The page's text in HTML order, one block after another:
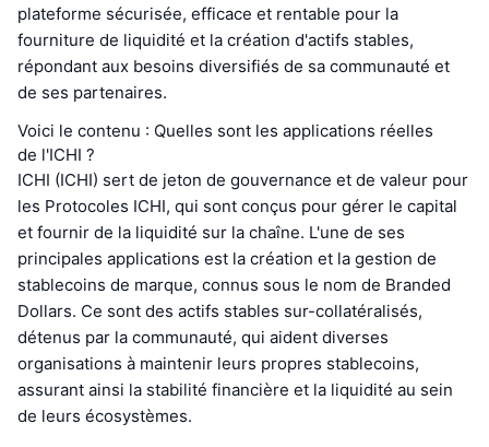
plateforme sécurisée, efficace et rentable pour la
fourniture de liquidité et la création d'actifs stables,
répondant aux besoins diversifiés de sa communauté et
de ses partenaires.
Voici le contenu : Quelles sont les applications réelles
de l'ICHI ?
ICHI (ICHI) sert de jeton de gouvernance et de valeur pour
les Protocoles ICHI, qui sont conçus pour gérer le capital
et fournir de la liquidité sur la chaîne. L'une de ses
principales applications est la création et la gestion de
stablecoins de marque, connus sous le nom de Branded
Dollars. Ce sont des actifs stables sur-collatéralisés,
détenus par la communauté, qui aident diverses
organisations à maintenir leurs propres stablecoins,
assurant ainsi la stabilité financière et la liquidité au sein
de leurs écosystèmes.